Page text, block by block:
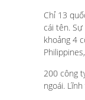
Chỉ 13
cái tên.
khoảng 4
200 công
ngoái.